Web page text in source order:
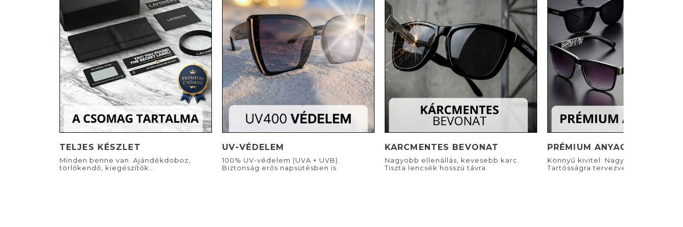
TELJES KÉSZLET
Minden benne van. Ajándékdoboz,
törlőkendő, kiegészítők...
UV-VÉDELEM
100% UV-védelem (UVA + UVB).
Biztonság erős napsütésben is.
KARCMENTES BEVONAT
Nagyobb ellenállás, kevesebb karc.
Tiszta lencsék hosszú távra.
PRÉMIUM ANYAGOK
Könnyű kivitel. Nagyszerű viselet.
Tartósságra tervezve.